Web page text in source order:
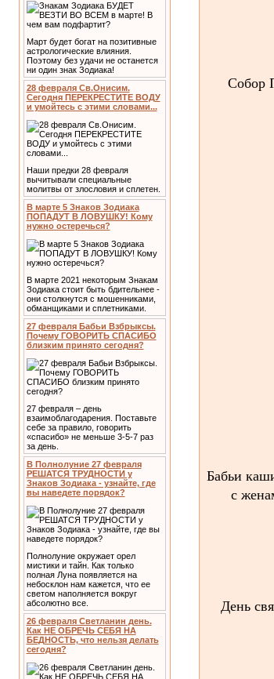
Март будет богат на позитивные
астрологические влияния.
Поэтому без удачи не останется
ни один знак Зодиака!
28 февраля Св.Онисим.
Сегодня ПЕРЕКРЕСТИТЕ ВОДУ
и умойтесь с этими словами...
Наши предки 28 февраля
вычитывали специальные
молитвы от злословия и сплетен.
В марте 5 Знаков Зодиака
ПОПАДУТ В ЛОВУШКУ! Кому
нужно остеречься?
В марте 2021 некоторым Знакам
Зодиака стоит быть бдительнее -
они столкнутся с мошенниками,
обманщиками и сплетниками.
27 февраля Бабьи Взбрыксы.
Почему ГОВОРИТЬ СПАСИБО
близким принято сегодня?
27 февраля – день
взаимоблагодарения. Поставьте
себе за правило, говорить
«спасибо» не меньше 3-5-7 раз
за день.
В Полнолуние 27 февраля
РЕШАТСЯ ТРУДНОСТИ у
Знаков Зодиака - узнайте, где
вы наведете порядок?
Полнолуние окружает орел
мистики и тайн. Как только
полная Луна появляется на
небосклон нам кажется, что ее
светом наполняется вокруг
абсолютно все.
26 февраля Светланин день.
Как НЕ ОБРЕЧЬ СЕБЯ НА
БЕДНОСТЬ, что нельзя делать
сегодня?
Собор
Бабьи
с
День